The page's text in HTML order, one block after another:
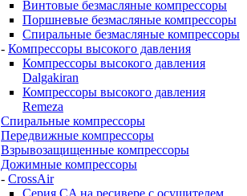
Винтовые безмасляные компрессоры
Поршневые безмасляные компрессоры
Спиральные безмасляные компрессоры
- Компрессоры высокого давления
Компрессоры высокого давления
Dalgakiran
Компрессоры высокого давления
Remeza
Спиральные компрессоры
Передвижные компрессоры
Взрывозащищенные компрессоры
Дожимные компрессоры
- CrossAir
Серия CA на ресивере с осушителем